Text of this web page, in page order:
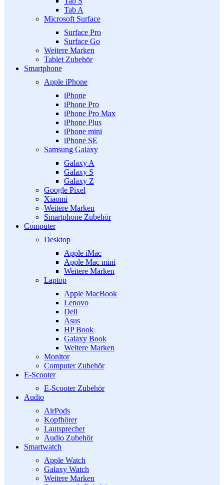
Tab A
Microsoft Surface
Surface Pro
Surface Go
Weitere Marken
Tablet Zubehör
Smartphone
Apple iPhone
iPhone
iPhone Pro
iPhone Pro Max
iPhone Plus
iPhone mini
iPhone SE
Samsung Galaxy
Galaxy A
Galaxy S
Galaxy Z
Google Pixel
Xiaomi
Weitere Marken
Smartphone Zubehör
Computer
Desktop
Apple iMac
Apple Mac mini
Weitere Marken
Laptop
Apple MacBook
Lenovo
Dell
Asus
HP Book
Galaxy Book
Weitere Marken
Monitor
Computer Zubehör
E-Scooter
E-Scooter Zubehör
Audio
AirPods
Kopfhörer
Lautsprecher
Audio Zubehör
Smartwatch
Apple Watch
Galaxy Watch
Weitere Marken